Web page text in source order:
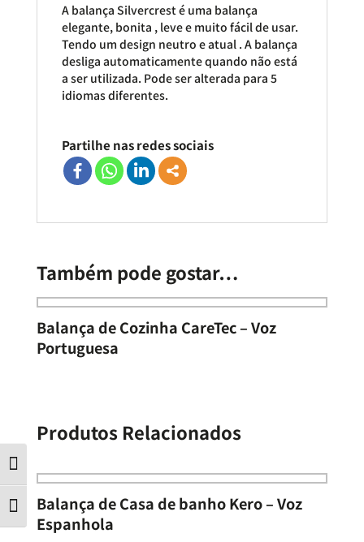
Contraste
Tamanho da letra
A balança Silvercrest é uma balança
elegante, bonita , leve e muito fácil de usar.
Tendo um design neutro e atual . A balança
desliga automaticamente quando não está
a ser utilizada. Pode ser alterada para 5
idiomas diferentes.
Partilhe nas redes sociais
Também pode gostar…
Balança de Cozinha CareTec – Voz
Portuguesa
Produtos Relacionados
Balança de Casa de banho Kero – Voz
Espanhola